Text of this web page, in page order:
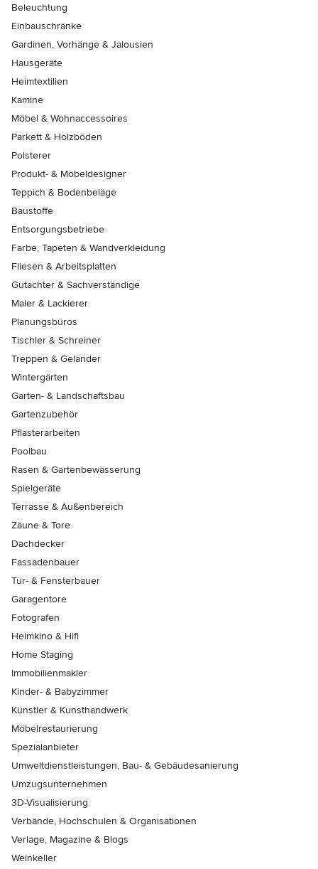
Beleuchtung
Einbauschränke
Gardinen, Vorhänge & Jalousien
Hausgeräte
Heimtextilien
Kamine
Möbel & Wohnaccessoires
Parkett & Holzböden
Polsterer
Produkt- & Möbeldesigner
Teppich & Bodenbeläge
Baustoffe
Entsorgungsbetriebe
Farbe, Tapeten & Wandverkleidung
Fliesen & Arbeitsplatten
Gutachter & Sachverständige
Maler & Lackierer
Planungsbüros
Tischler & Schreiner
Treppen & Geländer
Wintergärten
Garten- & Landschaftsbau
Gartenzubehör
Pflasterarbeiten
Poolbau
Rasen & Gartenbewässerung
Spielgeräte
Terrasse & Außenbereich
Zäune & Tore
Dachdecker
Fassadenbauer
Tür- & Fensterbauer
Garagentore
Fotografen
Heimkino & Hifi
Home Staging
Immobilienmakler
Kinder- & Babyzimmer
Künstler & Kunsthandwerk
Möbelrestaurierung
Spezialanbieter
Umweltdienstleistungen, Bau- & Gebäudesanierung
Umzugsunternehmen
3D-Visualisierung
Verbände, Hochschulen & Organisationen
Verlage, Magazine & Blogs
Weinkeller